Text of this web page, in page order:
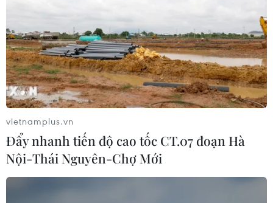
Không khí lạnh tăng cường, Đông Bắc Bộ
có rét đậm và rét hại
04/02/2015 01:30
Không khí lạng tăng cường khiến các tỉnh miền Bắc trời
tiếp tục rét, riêng các tỉnh phía Đông Bắc Bộ từ ngày 5/2
có khả năng xảy ra rét đậm trên diện rộng, vùng núi có
nơi rét hại.
vietnamplus.vn
Đẩy nhanh tiến độ cao tốc CT.07 đoạn Hà
Nội-Thái Nguyên-Chợ Mới